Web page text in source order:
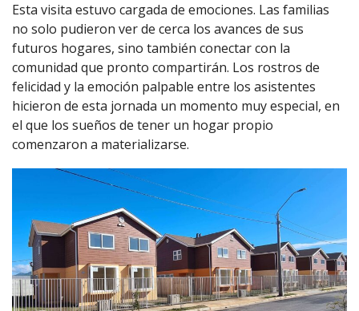
Esta visita estuvo cargada de emociones. Las familias
no solo pudieron ver de cerca los avances de sus
futuros hogares, sino también conectar con la
comunidad que pronto compartirán. Los rostros de
felicidad y la emoción palpable entre los asistentes
hicieron de esta jornada un momento muy especial, en
el que los sueños de tener un hogar propio
comenzaron a materializarse.